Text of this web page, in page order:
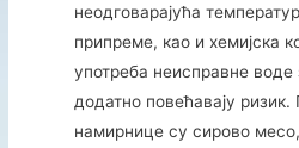
неодговарајућа
припреме, као и хемијска
употреба неисправне
додатно повећавају
намирнице су сирово месо,